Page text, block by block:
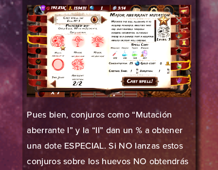
Pues bien, conjuros como “Mutación
aberrante I” y la “II” dan un % a obtener
una dote ESPECIAL. Si NO lanzas estos
conjuros sobre los huevos NO obtendrás